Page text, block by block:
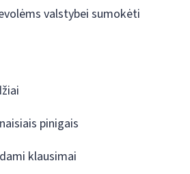
valstybei sumokėti
pinigais
klausimai